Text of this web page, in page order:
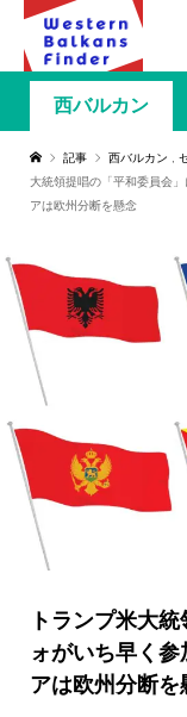
西バルカン
記事 西バルカン
大統領提唱の「平和委員会
アは欧州分断を懸念
トランプ米大
ォがいち早く
アは欧州分断を